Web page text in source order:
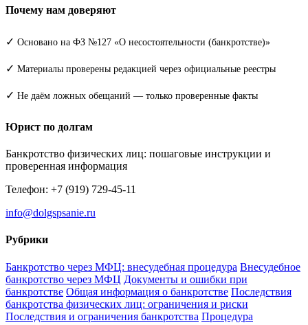
Почему нам доверяют
✓ Основано на ФЗ №127 «О несостоятельности (банкротстве)»
✓ Материалы проверены редакцией через официальные реестры
✓ Не даём ложных обещаний — только проверенные факты
Юрист по долгам
Банкротство физических лиц: пошаговые инструкции и
проверенная информация
Телефон: +7 (919) 729-45-11
info@dolgspsanie.ru
Рубрики
Банкротство через МФЦ: внесудебная процедура Внесудебное
банкротство через МФЦ Документы и ошибки при
банкротстве Общая информация о банкротстве Последствия
банкротства физических лиц: ограничения и риски
Последствия и ограничения банкротства Процедура